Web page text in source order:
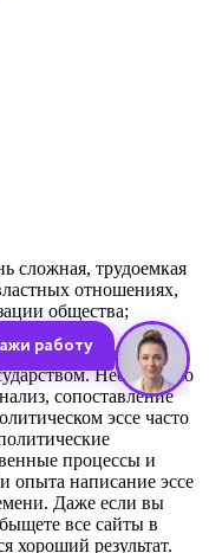
сложная, трудоемкая
отношениях,
общества;
Необходимо
сопоставление
эссе часто
процессы и
опыта написание эссе
Даже если вы
все сайты в
хороший результат.